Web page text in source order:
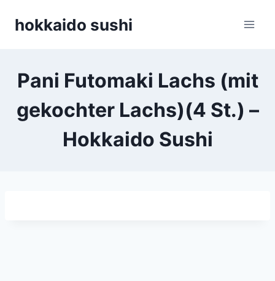
Inhalthokkaido sushi
Pani Futomaki Lachs (mit
gekochter Lachs)(4 St.) –
Hokkaido Sushi